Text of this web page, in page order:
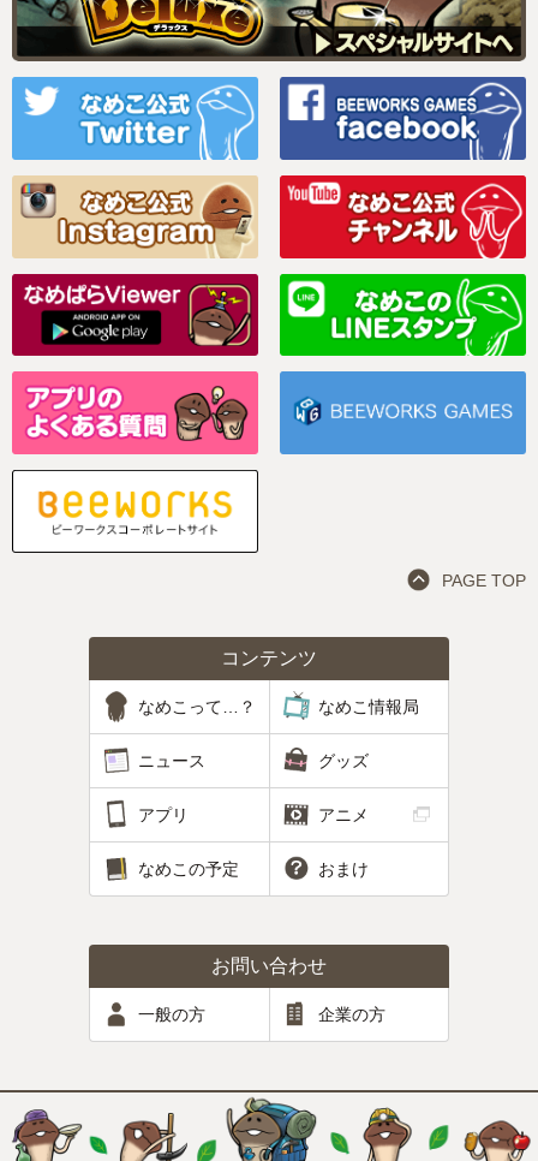
PAGE TOP
コンテンツ
なめこって…？ なめこ情報局
ニュース グッズ
アプリ アニメ
なめこの予定 おまけ
お問い合わせ
一般の方 企業の方